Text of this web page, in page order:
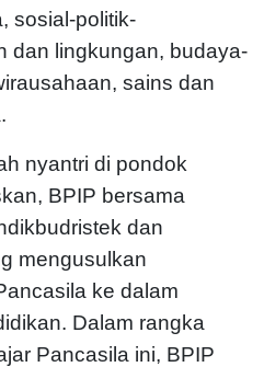
sosial-politik-
dan lingkungan, budaya-
sains dan
nyantri di pondok
BPIP bersama
dan
mengusulkan
ke dalam
Dalam rangka
Pancasila ini, BPIP